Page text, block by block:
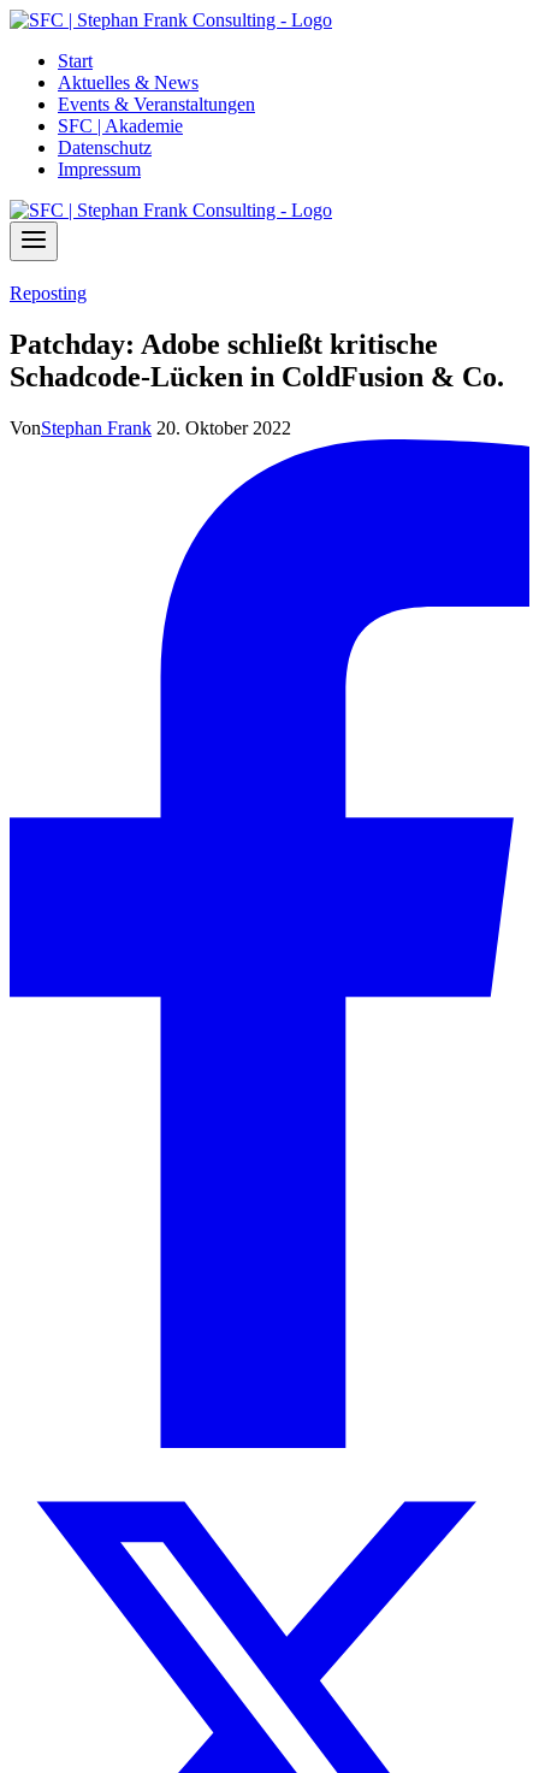
Zum
springenStart
Aktuelles & News
Events & Veranstaltungen
SFC | Akademie
Datenschutz
Impressum
Reposting
Patchday: Adobe schließt kritische
Schadcode-Lücken in ColdFusion & Co.
VonStephan Frank 20. Oktober 2022